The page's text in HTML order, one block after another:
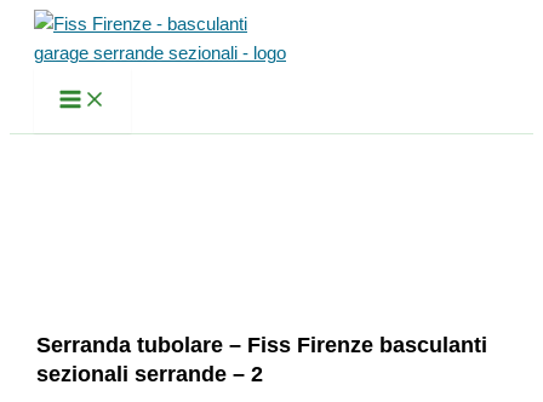
Serranda tubolare – Fiss Firenze basculanti
sezionali serrande – 2